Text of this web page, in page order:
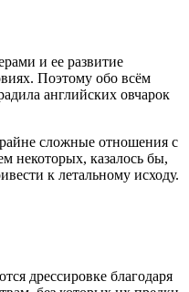
и ее развитие
Поэтому обо всём
английских овчарок
сложные отношения с
некоторых, казалось бы,
к летальному исходу.
дрессировке благодаря